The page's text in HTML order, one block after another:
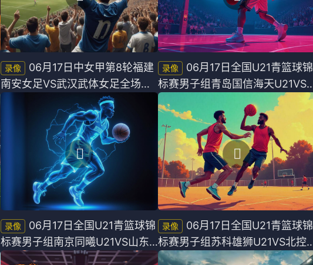
06月17日中女甲第8轮福建
南安女足VS武汉武体女足全场录
06月17日全国U21青篮球锦
标赛男子组青岛国信海天U21VS
06月17日全国U21青篮球锦
标赛男子组南京同曦U21VS山东
山高U21全场录像
06月17日全国U21青篮球锦
标赛男子组苏科雄狮U21VS北控
青年U21全场录像